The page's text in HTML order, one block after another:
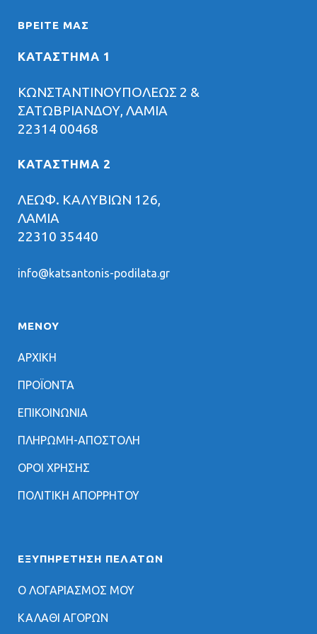
ΒΡΕΊΤΕ ΜΑΣ
ΚΑΤΑΣΤΗΜΑ 1
ΚΩΝΣΤΑΝΤΙΝΟΥΠΟΛΕΩΣ 2 &
ΣΑΤΩΒΡΙΑΝΔΟΥ, ΛΑΜΙΑ
22314 00468
ΚΑΤΑΣΤΗΜΑ 2
ΛΕΩΦ. ΚΑΛΥΒΙΩΝ 126,
ΛΑΜΙΑ
22310 35440
info@katsantonis-podilata.gr
ΜΕΝΟΥ
ΑΡΧΙΚΗ
ΠΡΟΪΟΝΤΑ
ΕΠΙΚΟΙΝΩΝΙΑ
ΠΛΗΡΩΜΗ-ΑΠΟΣΤΟΛΗ
ΟΡΟΙ ΧΡΗΣΗΣ
ΠΟΛΙΤΙΚΗ ΑΠΟΡΡΗΤΟΥ
ΕΞΥΠΗΡΈΤΗΣΗ ΠΕΛΑΤΏΝ
Ο ΛΟΓΑΡΙΑΣΜΟΣ ΜΟΥ
ΚΑΛΑΘΙ ΑΓΟΡΩΝ